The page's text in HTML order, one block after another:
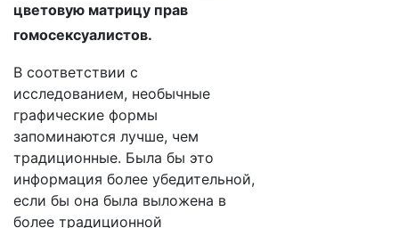
цветовую матрицу прав
гомосексуалистов.
В соответствии с
исследованием, необычные
графические формы
запоминаются лучше, чем
традиционные. Была бы это
информация более убедительной,
если бы она была выложена в
более традиционной